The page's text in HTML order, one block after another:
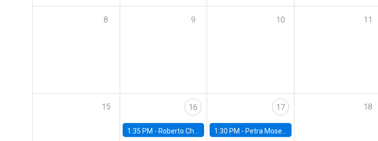
8 9 10 11
15 16
1:35 PM - Roberto Chang, Rutgers University
17
1:30 PM - Petra Moser, NYU Stern
18